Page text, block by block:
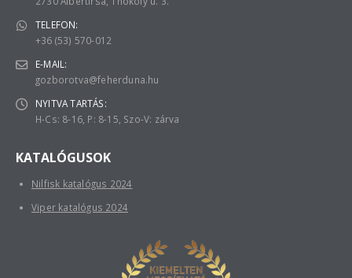
TELEFON:
+36 (53) 570-012
E-MAIL:
gozborotva@feherduna.hu
NYITVA TARTÁS:
H-Cs: 8-16, P: 8-15, Szo-V: zárva
KATALÓGUSOK
Nilfisk katalógus 2024
Viper katalógus 2024